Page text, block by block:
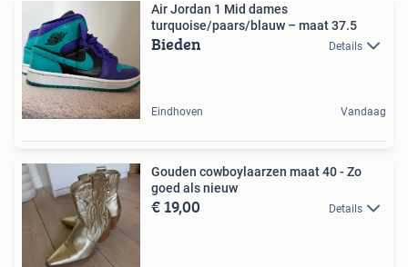
Air Jordan 1 Mid dames
turquoise/paars/blauw – maat 37.5
Bieden Details
Eindhoven Vandaag
Gouden cowboylaarzen maat 40 - Zo
goed als nieuw
€ 19,00 Details